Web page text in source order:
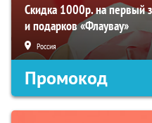
Скидка 1000р. на первый
и подарков «Флаувау»
Россия
Промокод